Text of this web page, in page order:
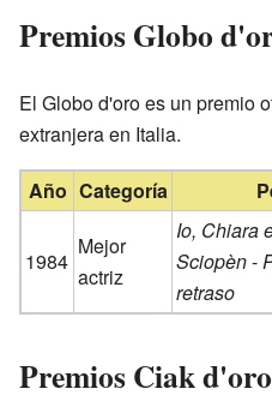
Premios Globo
El Globo d'oro es un premio
extranjera en Italia.
Año Categoría
1984
Mejor
actriz
Io, Chiara
Sciopèn-
retraso
Premios Ciak d'oro